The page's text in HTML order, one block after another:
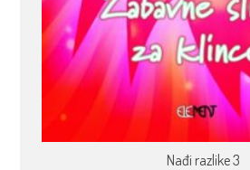
Nađi razlike 3